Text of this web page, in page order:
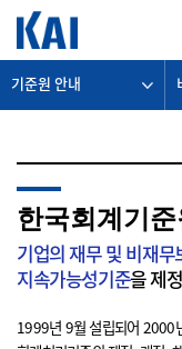
기준원 안내
한국회계기
기업의 재무 및 비재
지속가능성기준을 제
1999년 9월 설립되어 2000